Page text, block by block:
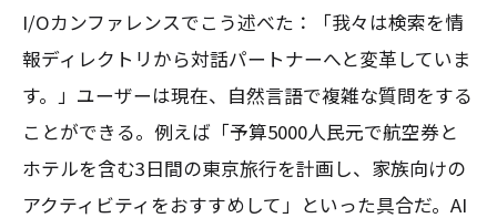
I/Oカンファレンスでこう述べた：「我々は検索を情
報ディレクトリから対話パートナーへと変革していま
す。」ユーザーは現在、自然言語で複雑な質問をする
ことができる。例えば「予算5000人民元で航空券と
ホテルを含む3日間の東京旅行を計画し、家族向けの
アクティビティをおすすめして」といった具合だ。AI